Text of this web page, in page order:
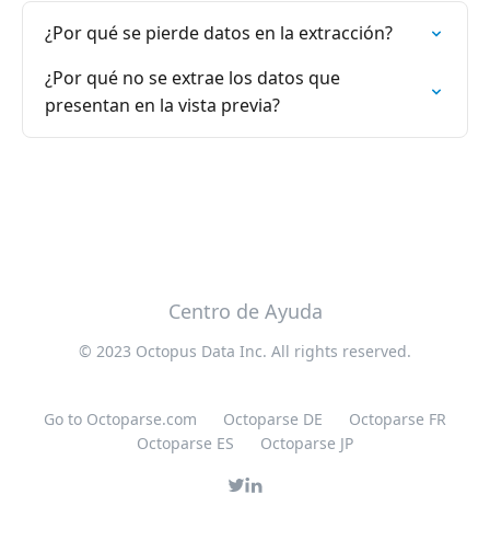
¿Por qué se pierde datos en la extracción?
¿Por qué no se extrae los datos que
presentan en la vista previa?
Centro de Ayuda
© 2023 Octopus Data Inc. All rights reserved.
Go to Octoparse.com Octoparse DE
Octoparse FR
Octoparse ES
Octoparse JP